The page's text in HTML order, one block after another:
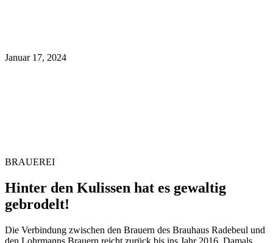
Januar 17, 2024
BRAUEREI
Hinter den Kulissen hat es gewaltig
gebrodelt!
Die Verbindung zwischen den Brauern des Brauhaus Radebeul und